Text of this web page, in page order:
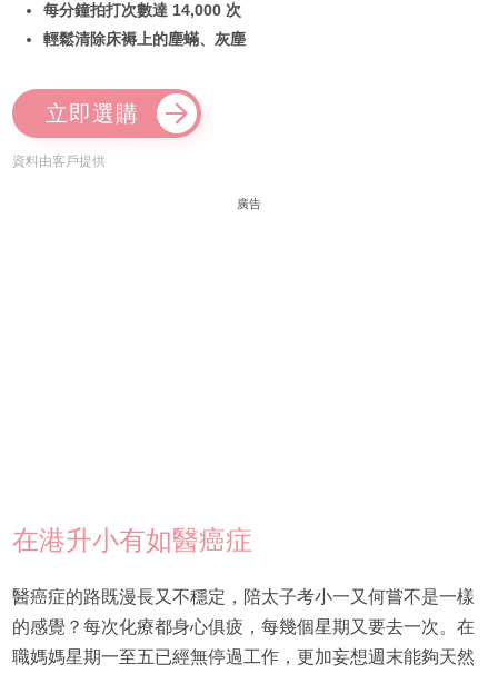
每分鐘拍打次數達 14,000 次
輕鬆清除床褥上的塵蟎、灰塵
立即選購
資料由客戶提供
廣告
在港升小有如醫癌症
醫癌症的路既漫長又不穩定，陪太子考小一又何嘗不是一樣
的感覺？每次化療都身心俱疲，每幾個星期又要去一次。在
職媽媽星期一至五已經無停過工作，更加妄想週末能夠天然